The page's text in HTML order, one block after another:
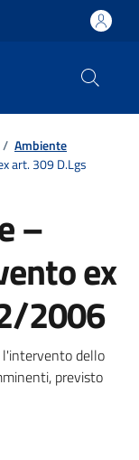
/ Ambiente
art. 309 D.Lgs
–
ex
2006
l'intervento dello
previsto